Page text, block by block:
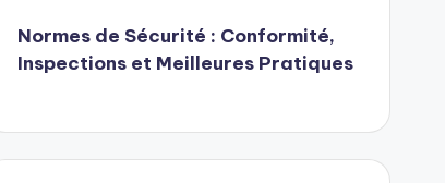
Normes de Sécurité : Conformité,
Inspections et Meilleures Pratiques